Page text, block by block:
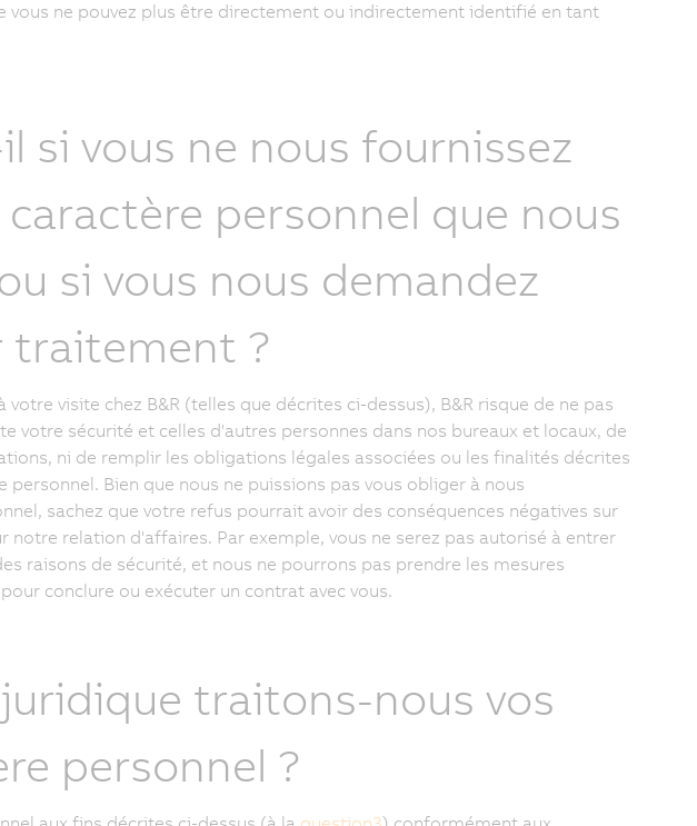
vous ne pouvez plus être directement ou indirectement identifié en tant
si vous ne nous fournissez
personnel que nous
si vous nous demandez
traitement ?
visite chez B&R (telles que décrites ci-dessus), B&R risque de ne pas
votre sécurité et celles d'autres personnes dans nos bureaux et locaux, de
ni de remplir les obligations légales associées ou les finalités décrites
personnel. Bien que nous ne puissions pas vous obliger à nous
sachez que votre refus pourrait avoir des conséquences négatives sur
notre relation d'affaires. Par exemple, vous ne serez pas autorisé à entrer
raisons de sécurité, et nous ne pourrons pas prendre les mesures
conclure ou exécuter un contrat avec vous.
traitons-nous vos
personnel ?